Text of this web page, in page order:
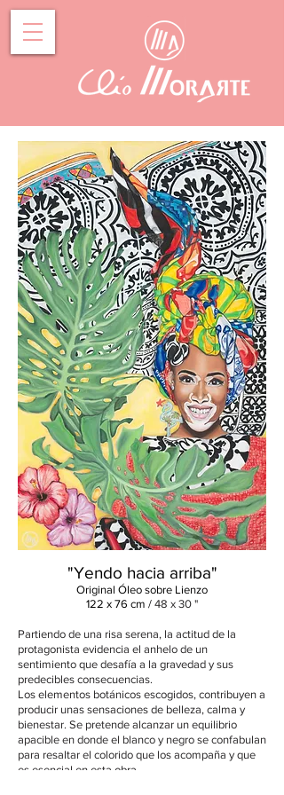
"Yendo hacia arriba"
Original Óleo sobre Lienzo
122 x 76 cm / 48 x 30 "
Partiendo de una risa serena, la actitud de la
protagonista evidencia el anhelo de un
sentimiento que desafía a la gravedad y sus
predecibles consecuencias.
Los elementos botánicos escogidos, contribuyen a
producir unas sensaciones de belleza, calma y
bienestar. Se pretende alcanzar un equilibrio
apacible en donde el blanco y negro se confabulan
para resaltar el colorido que los acompaña y que
es esencial en esta obra.